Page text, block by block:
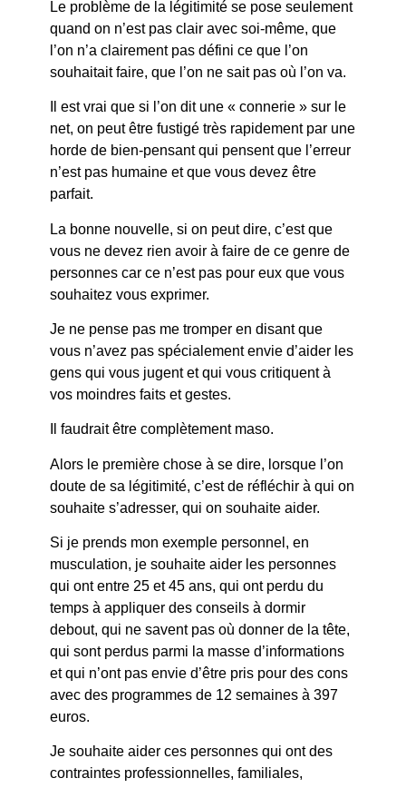
Le problème de la légitimité se pose seulement
quand on n’est pas clair avec soi-même, que
l’on n’a clairement pas défini ce que l’on
souhaitait faire, que l’on ne sait pas où l’on va.
Il est vrai que si l’on dit une « connerie » sur le
net, on peut être fustigé très rapidement par une
horde de bien-pensant qui pensent que l’erreur
n’est pas humaine et que vous devez être
parfait.
La bonne nouvelle, si on peut dire, c’est que
vous ne devez rien avoir à faire de ce genre de
personnes car ce n’est pas pour eux que vous
souhaitez vous exprimer.
Je ne pense pas me tromper en disant que
vous n’avez pas spécialement envie d’aider les
gens qui vous jugent et qui vous critiquent à
vos moindres faits et gestes.
Il faudrait être complètement maso.
Alors le première chose à se dire, lorsque l’on
doute de sa légitimité, c’est de réfléchir à qui on
souhaite s’adresser, qui on souhaite aider.
Si je prends mon exemple personnel, en
musculation, je souhaite aider les personnes
qui ont entre 25 et 45 ans, qui ont perdu du
temps à appliquer des conseils à dormir
debout, qui ne savent pas où donner de la tête,
qui sont perdus parmi la masse d’informations
et qui n’ont pas envie d’être pris pour des cons
avec des programmes de 12 semaines à 397
euros.
Je souhaite aider ces personnes qui ont des
contraintes professionnelles, familiales,